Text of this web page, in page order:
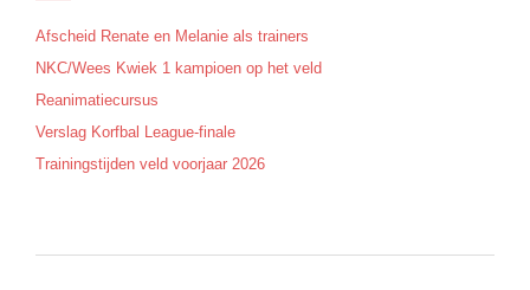
Afscheid Renate en Melanie als trainers
NKC/Wees Kwiek 1 kampioen op het veld
Reanimatiecursus
Verslag Korfbal League-finale
Trainingstijden veld voorjaar 2026